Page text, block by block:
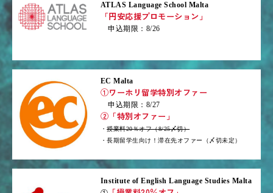
ATLAS Language School Malta
「円安応援プロモーション」
申込期限：8/26
EC Malta
①ワーホリ留学特別オファー
申込期限：8/27
②「特別オファー」
・授業料20％オフ（8/25〆切）
・長期留学生向け！滞在先オファー（〆切未定）
Institute of English Language Studies Malta